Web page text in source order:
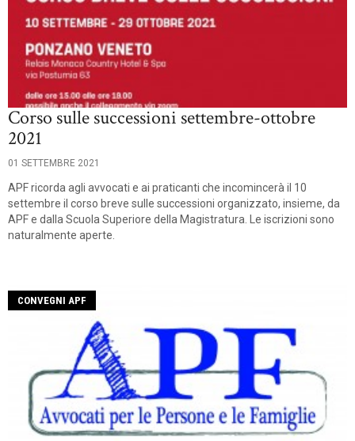
Corso sulle successioni settembre-ottobre
2021
01 SETTEMBRE 2021
APF ricorda agli avvocati e ai praticanti che incomincerà il 10
settembre il corso breve sulle successioni organizzato, insieme, da
APF e dalla Scuola Superiore della Magistratura. Le iscrizioni sono
naturalmente aperte.
CONVEGNI APF